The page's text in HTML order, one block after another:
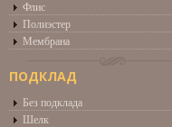
Флис
Полиэстер
Мембрана
ПОДКЛАД
Без подклада
Шелк